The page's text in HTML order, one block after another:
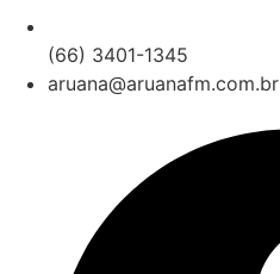
(66) 3401-1345
aruana@aruanafm.com.br